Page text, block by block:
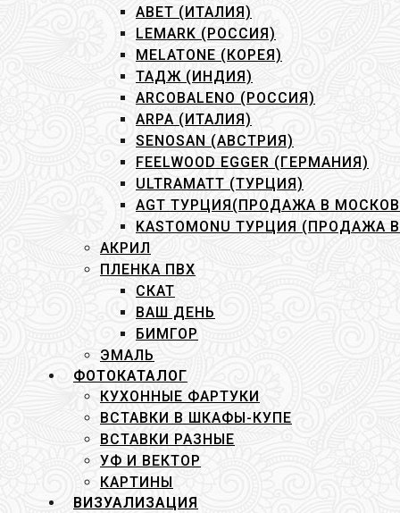
ABET (ИТАЛИЯ)
LEMARK (РОССИЯ)
MELATONE (КОРЕЯ)
ТАДЖ (ИНДИЯ)
ARCOBALENO (РОССИЯ)
ARPA (ИТАЛИЯ)
SENOSAN (АВСТРИЯ)
FEELWOOD EGGER (ГЕРМАНИЯ)
ULTRAMATT (ТУРЦИЯ)
AGT ТУРЦИЯ(ПРОДАЖА В
KASTOMONU ТУРЦИЯ
АКРИЛ
ПЛЕНКА ПВХ
СКАТ
ВАШ ДЕНЬ
БИМГОР
ЭМАЛЬ
ФОТОКАТАЛОГ
КУХОННЫЕ ФАРТУКИ
ВСТАВКИ В ШКАФЫ-КУПЕ
ВСТАВКИ РАЗНЫЕ
УФ И ВЕКТОР
КАРТИНЫ
ВИЗУАЛИЗАЦИЯ